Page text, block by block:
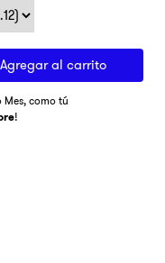
Agregar al carrito
Mes, como tú
!